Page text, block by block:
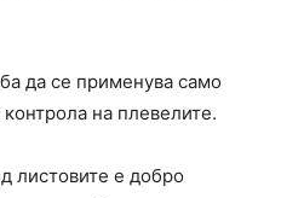
да се применува само
на плевелите.
листовите е добро